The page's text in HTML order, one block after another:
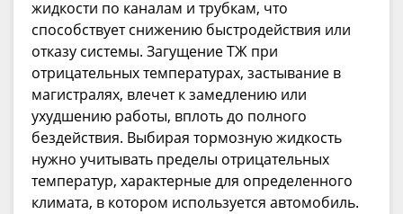
жидкости по каналам и трубкам, что
способствует снижению быстродействия или
отказу системы. Загущение ТЖ при
отрицательных температурах, застывание в
магистралях, влечет к замедлению или
ухудшению работы, вплоть до полного
бездействия. Выбирая тормозную жидкость
нужно учитывать пределы отрицательных
температур, характерные для определенного
климата, в котором используется автомобиль.